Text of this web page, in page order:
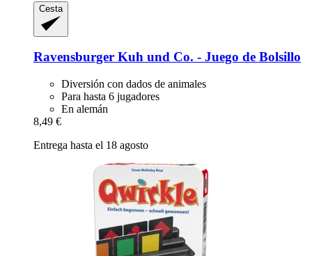
Cesta
Ravensburger Kuh und Co. -​ Juego de Bolsillo
Diversión con dados de animales
Para hasta 6 jugadores
En alemán
8,49 €
Entrega hasta el 18 agosto